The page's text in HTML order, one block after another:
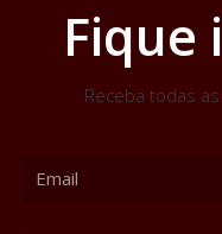
Receba todas